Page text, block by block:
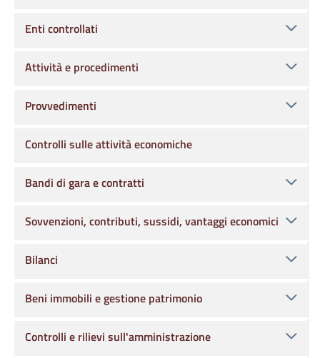
Enti controllati
Attività e procedimenti
Provvedimenti
Controlli sulle attività economiche
Bandi di gara e contratti
Sovvenzioni, contributi, sussidi, vantaggi economici
Bilanci
Beni immobili e gestione patrimonio
Controlli e rilievi sull'amministrazione